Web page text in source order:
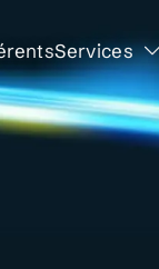
Services